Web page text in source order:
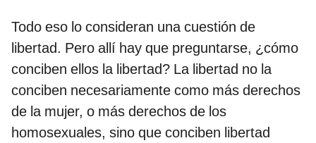
Todo eso lo consideran una cuestión de
libertad. Pero allí hay que preguntarse, ¿cómo
conciben ellos la libertad? La libertad no la
conciben necesariamente como más derechos
de la mujer, o más derechos de los
homosexuales, sino que conciben libertad